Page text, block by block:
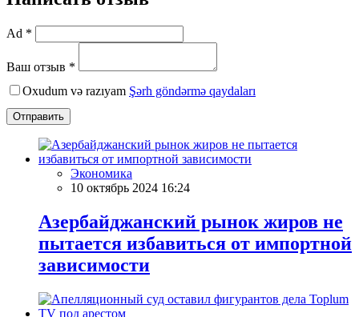
Ad *
Ваш отзыв *
Oxudum və razıyam Şərh göndərmə qaydaları
Отправить
Экономика
10 октябрь 2024 16:24
Азербайджанский рынок жиров не
пытается избавиться от импортной
зависимости